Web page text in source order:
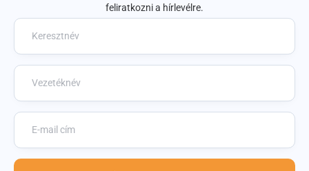
feliratkozni a hírlevélre.